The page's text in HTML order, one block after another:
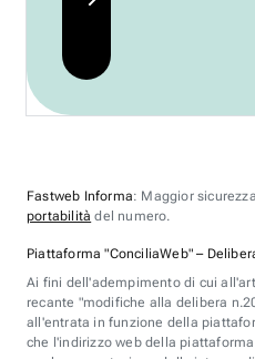
Fastweb Informa: Maggior
portabilità del numero.
Piattaforma "ConciliaWeb" –
Ai fini dell'adempimento di cui
recante "modifiche alla delibera
all'entrata in funzione della
che l'indirizzo web della